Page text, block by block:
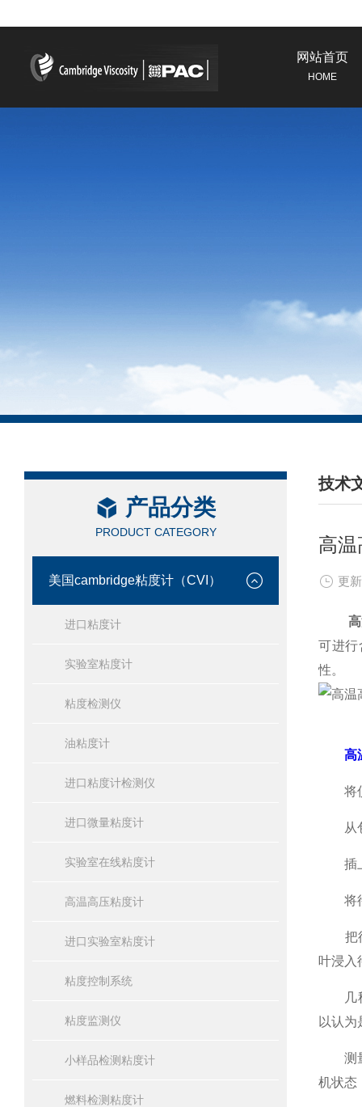
网站首页
HOME
产品分类
PRODUCT CATEGORY
美国cambridge粘度计（CVI）
进口粘度计
实验室粘度计
粘度检测仪
油粘度计
进口粘度计检测仪
进口微量粘度计
实验室在线粘度计
高温高压粘度计
进口实验室粘度计
粘度控制系统
粘度监测仪
小样品检测粘度计
燃料检测粘度计
技术
/
高
更
可进行
性。
高
将仪
从包
插上
将待
把待
叶浸入
几秒
以认
测量
机状态